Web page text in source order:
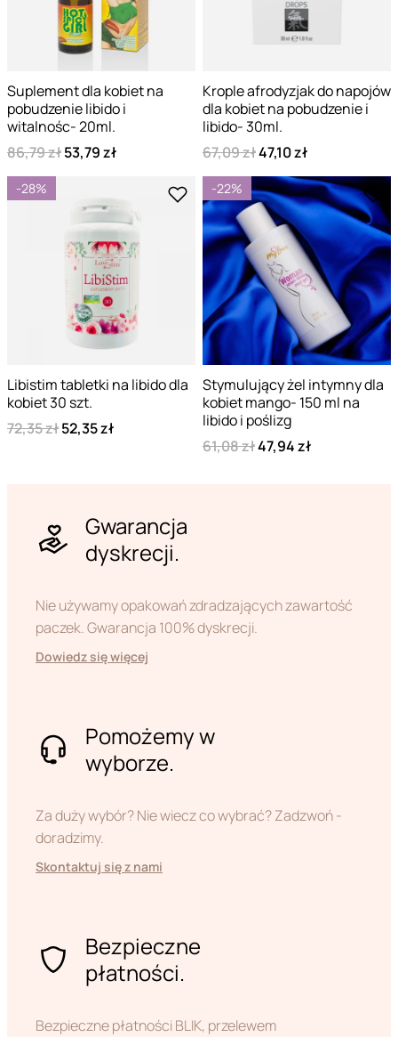
Suplement dla kobiet na
pobudzenie libido i
witalnośc- 20ml.
86,79 zł53,79 zł
Krople afrodyzjak do napojów
dla kobiet na pobudzenie i
libido- 30ml.
67,09 zł47,10 zł
-28%
Libistim tabletki na libido dla
kobiet 30 szt.
72,35 zł52,35 zł
-22%
Stymulujący żel intymny dla
kobiet mango- 150 ml na
libido i poślizg
61,08 zł47,94 zł
Gwarancja
dyskrecji.
Nie używamy opakowań zdradzających zawartość
paczek. Gwarancja 100% dyskrecji.
Dowiedz się więcej
Pomożemy w
wyborze.
Za duży wybór? Nie wiecz co wybrać? Zadzwoń -
doradzimy.
Skontaktuj się z nami
Bezpieczne
płatności.
Bezpieczne płatności BLIK, przelewem